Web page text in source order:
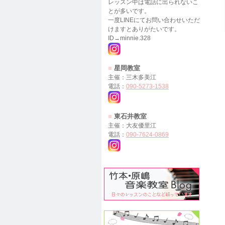
レッスン中は電話に出られないこ
とが多いです。
一度LINEにてお問い合わせいただ
けますとありがたいです。
ID→minnie.328
■ 星岡教室
主催：三木多美江
電話： 090-5273-1538
■ 東石井教室
主催：大友優里江
電話： 090-7624-0869